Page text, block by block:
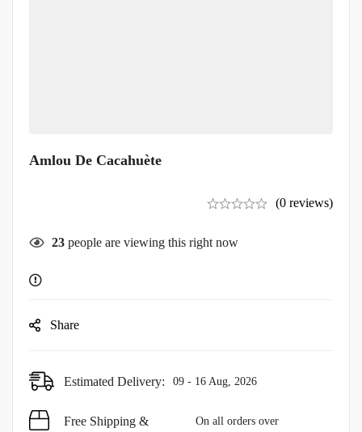
Amlou De Cacahuète
(0 reviews)
23 people are viewing this right now
Share
Estimated Delivery: 09 - 16 Aug, 2026
Free Shipping &
On all orders over